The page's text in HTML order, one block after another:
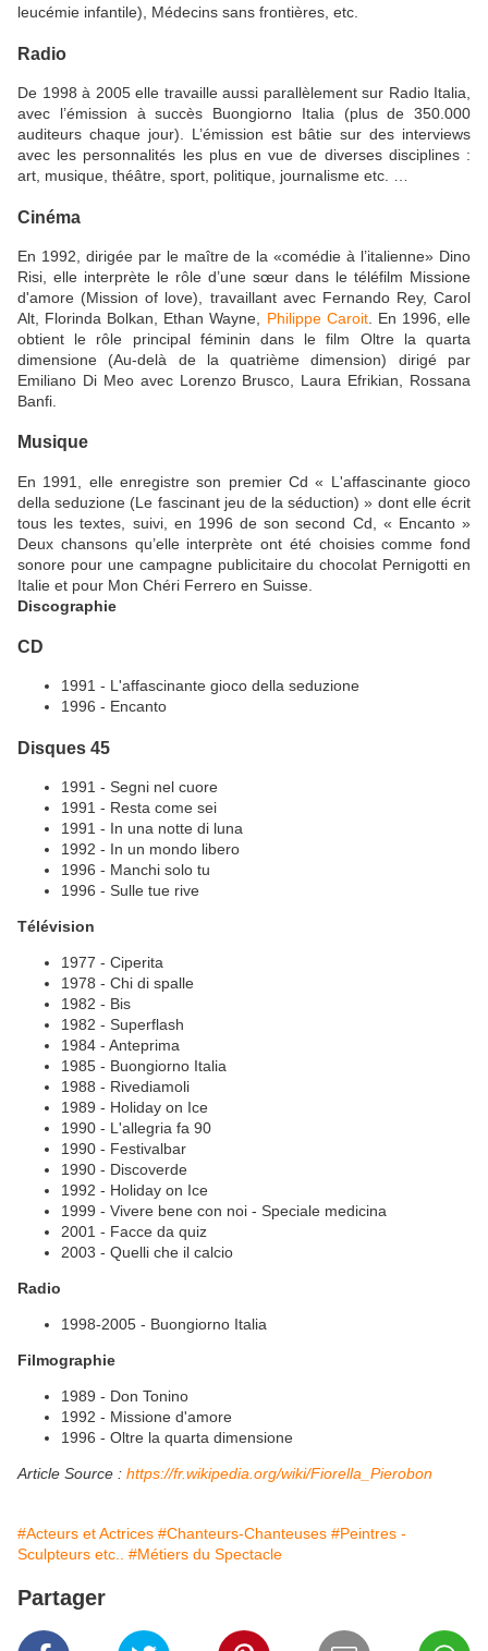
leucémie infantile), Médecins sans frontières, etc.
Radio
De 1998 à 2005 elle travaille aussi parallèlement sur Radio Italia,
avec l’émission à succès Buongiorno Italia (plus de 350.000
auditeurs chaque jour). L’émission est bâtie sur des interviews
avec les personnalités les plus en vue de diverses disciplines :
art, musique, théâtre, sport, politique, journalisme etc. …
Cinéma
En 1992, dirigée par le maître de la «comédie à l’italienne» Dino
Risi, elle interprète le rôle d’une sœur dans le téléfilm Missione
d'amore (Mission of love), travaillant avec Fernando Rey, Carol
Alt, Florinda Bolkan, Ethan Wayne, Philippe Caroit. En 1996, elle
obtient le rôle principal féminin dans le film Oltre la quarta
dimensione (Au-delà de la quatrième dimension) dirigé par
Emiliano Di Meo avec Lorenzo Brusco, Laura Efrikian, Rossana
Banfi.
Musique
En 1991, elle enregistre son premier Cd « L'affascinante gioco
della seduzione (Le fascinant jeu de la séduction) » dont elle écrit
tous les textes, suivi, en 1996 de son second Cd, « Encanto »
Deux chansons qu’elle interprète ont été choisies comme fond
sonore pour une campagne publicitaire du chocolat Pernigotti en
Italie et pour Mon Chéri Ferrero en Suisse.
Discographie
CD
1991 - L'affascinante gioco della seduzione
1996 - Encanto
Disques 45
1991 - Segni nel cuore
1991 - Resta come sei
1991 - In una notte di luna
1992 - In un mondo libero
1996 - Manchi solo tu
1996 - Sulle tue rive
Télévision
1977 - Ciperita
1978 - Chi di spalle
1982 - Bis
1982 - Superflash
1984 - Anteprima
1985 - Buongiorno Italia
1988 - Rivediamoli
1989 - Holiday on Ice
1990 - L'allegria fa 90
1990 - Festivalbar
1990 - Discoverde
1992 - Holiday on Ice
1999 - Vivere bene con noi - Speciale medicina
2001 - Facce da quiz
2003 - Quelli che il calcio
Radio
1998-2005 - Buongiorno Italia
Filmographie
1989 - Don Tonino
1992 - Missione d'amore
1996 - Oltre la quarta dimensione
Article Source : https://fr.wikipedia.org/wiki/Fiorella_Pierobon
#Acteurs et Actrices #Chanteurs-Chanteuses #Peintres -
Sculpteurs etc..
#Métiers du Spectacle
Partager